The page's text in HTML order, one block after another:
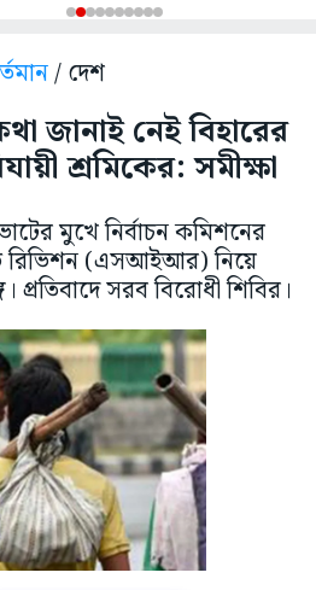
/ দেশ
নেই বিহারের
শ্রমিকের: সমীক্ষা
মুখে নির্বাচন কমিশনের
রিভিশন (এসআইআর) নিয়ে
সরব বিরোধী শিবির।